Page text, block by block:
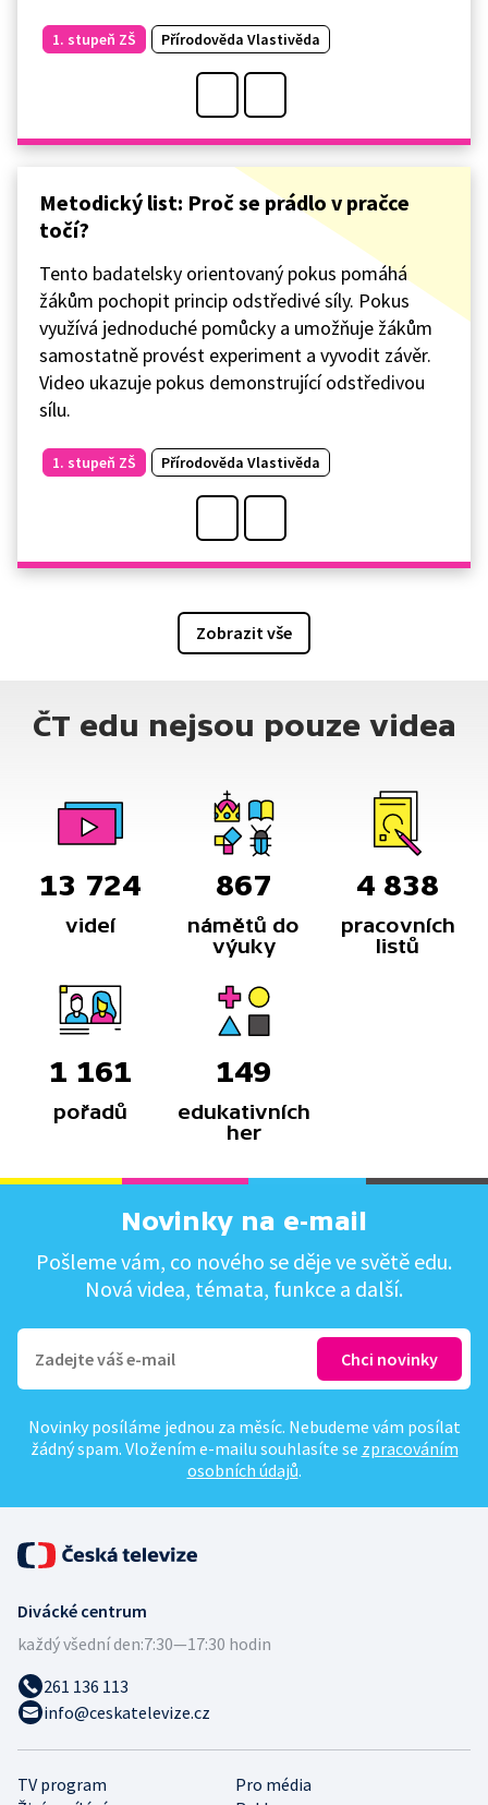
1. stupeň ZŠ Přírodověda Vlastivěda
Metodický list: Proč se prádlo v pračce
točí?
Tento badatelsky orientovaný pokus pomáhá
žákům pochopit princip odstředivé síly. Pokus
využívá jednoduché pomůcky a umožňuje žákům
samostatně provést experiment a vyvodit závěr.
Video ukazuje pokus demonstrující odstředivou
sílu.
1. stupeň ZŠ Přírodověda Vlastivěda
Zobrazit vše
ČT edu nejsou pouze videa
13 724
videí
867
námětů do
výuky
4 838
pracovních
listů
1 161
pořadů
149
edukativních
her
Novinky na e-mail
Pošleme vám, co nového se děje ve světě edu.
Nová videa, témata, funkce a další.
Novinky posíláme jednou za měsíc. Nebudeme vám posílat
žádný spam. Vložením e-mailu souhlasíte se zpracováním
osobních údajů.